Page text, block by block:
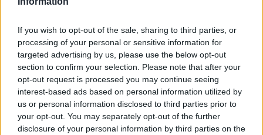
If you wish to opt-out of the sale, sharing to third parties, or
processing of your personal or sensitive information for
targeted advertising by us, please use the below opt-out
section to confirm your selection. Please note that after your
opt-out request is processed you may continue seeing
interest-based ads based on personal information utilized by
us or personal information disclosed to third parties prior to
your opt-out. You may separately opt-out of the further
disclosure of your personal information by third parties on the